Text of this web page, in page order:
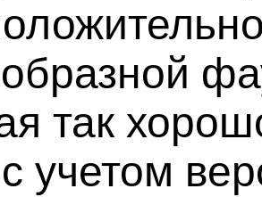
так
учетом